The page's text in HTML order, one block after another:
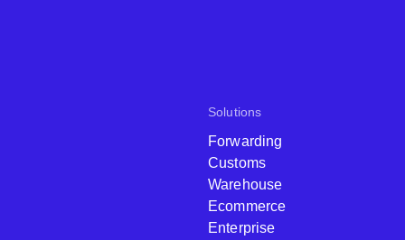
Solutions
Forwarding
Customs
Warehouse
Ecommerce
Enterprise